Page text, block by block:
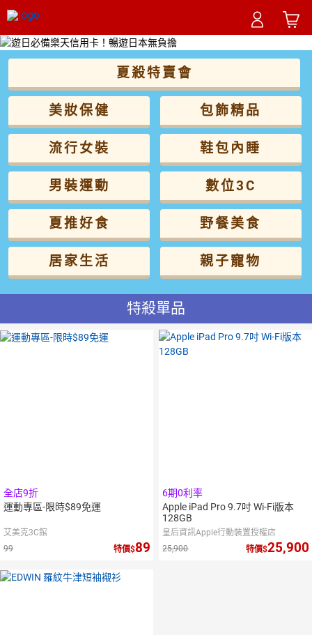
夏殺特賣會
美妝保健 包飾精品
流行女裝 鞋包內睡
男裝運動 數位3C
夏推好食 野餐美食
居家生活 親子寵物
特殺單品
全店9折
運動專區-限時$89免運
艾美克3C館
99
特價 89
6期0利率
Apple iPad Pro 9.7吋 Wi-Fi版本
128GB
皇后資訊Apple行動裝置授權店
25,900
特價 25,900